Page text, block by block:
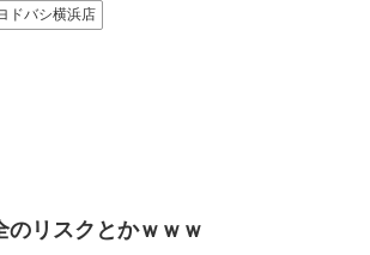
ドバシ横浜店
のリスクとかｗｗｗ